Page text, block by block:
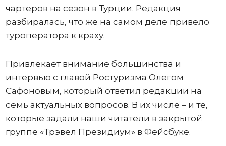
чартеров на сезон в Турции. Редакция
разбиралась, что же на самом деле привело
туроператора к краху.
Привлекает внимание большинства и
интервью с главой Ростуризма Олегом
Сафоновым, который ответил редакции на
семь актуальных вопросов. В их числе – и те,
которые задали наши читатели в закрытой
группе «Трэвел Президиум» в Фейсбуке.